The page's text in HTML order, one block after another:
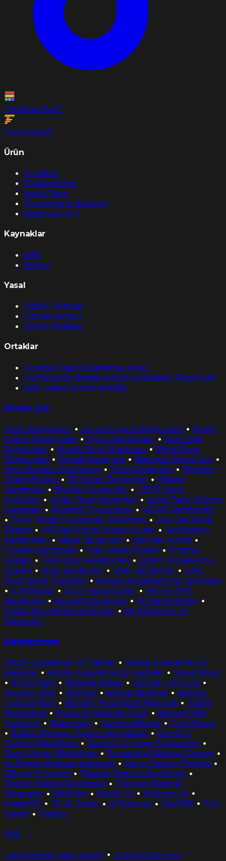
TrimSheetFast™
TextureFast™
Ürün
Özellikler
Fiyatlandırma
Nasıl Çalışır
Oluşturmaya Başlayın
Materyal Çal↗
Kaynaklar
SSS
İletişim
Yasal
Gizlilik Politikası
Hizmet Şartları
Çerez Politikası
Ortaklar
Ücretsiz Saat Özelleştirme Aracı
Herhangi Bir Binada Airbnb Aktivitesini Tespit Edin
Gelir odaklı Airbnb analitiği
Kimler İçin
Unity Geliştiricileri • Unreal Engine Geliştiricileri • Godot
Engine Geliştiricileri • Oyun Geliştiricileri • Solo Indie
Geliştiriciler • Küçük Oyun Stüdyoları • Mobil Oyun
Geliştiricileri • Teknik Sanatçılar • Malzeme Sanatçıları •
Hard-Surface Sanatçıları • Prop Sanatçıları • Modüler
Ortam Ekipleri • 3D Ortam Sanatçıları • Kitbash
Sanatçıları • Blender Sanatçıları • UEFN İçerik
Üreticileri • Asset Store Yayıncıları • Asset Pack Serbest
Çalışanlar • Modding Toplulukları • VR/AR Geliştiricileri
• Oyun Sanatı Dış Kaynak Stüdyoları • Live Ops İçerik
Ekipleri • VRChat Dünya Oluşturucuları • Simülasyon
Geliştiricileri • Maya Sanatçıları • 3ds Max Artists •
Houdini Sanatçıları • Indie Sanat Ekipleri • Prototip
Ekipleri • Ciddi Oyun Geliştiricileri • Eğitim Simülasyonu
Ekipleri • Araç Sanatçıları • Silah Sanatçıları • UGC
Oyun İçerik Üreticileri • Mimari Görselleştirme Uzmanları
• İç Mimarlar • Ürün Tasarımcıları • Film ve VFX
Sanatçıları • Konsept Sanatçılar • 3D Generalistler •
Emlak Görselleştirme Ekipleri • 3D Eğitimciler ve
Öğrenciler
Karşılaştırma
Adobe Substance 3D Painter • Adobe Substance 3D
Designer • Adobe Substance 3D Sampler • Quixel Mixer
• ArmorPaint • Material Maker • 3DCoat Texturing •
Foundry Mari • PixPlant • Bitmap2Material • Blender
Texture Paint • Blender Procedural Materials • Adobe
Photoshop • Photo-to-Material Tools • Manual PBR
Texturing • Materialize • AwesomeBump • CrazyBump
• Stable Diffusion Texture Workflows • ComfyUI
Texture Workflows • Generic AI Image Generators •
Scan Library Workflows • Procedural Material Graphs •
In-Engine Material Authoring • Maya Texture Painting •
ZBrush Polypaint • Tileable Texture Workflows •
Texture Baking Workflows • Polycam Material
Generator • WithPoly • Meshy AI • Scenario AI •
InstaMAT • 3D AI Studio • AITextured • GenPBR • Poly
Haven • Poliigon
SSS
TexturesFast nasıl çalışır? • TexturesFast yeni